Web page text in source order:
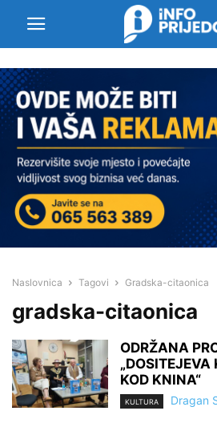
Naslovnica Tagovi Gradska-citaonica
gradska-citaonica
ODRŽANA
KOD KNINA“
KULTURA Dragan